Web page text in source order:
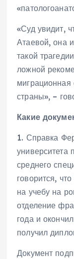
«Суд увидит,
Атаевой, она
такой
ложной
страны», –
Какие
1. Справка
университета
среднего
говорится,
на учебу на
отделение
года и
получил
Документ